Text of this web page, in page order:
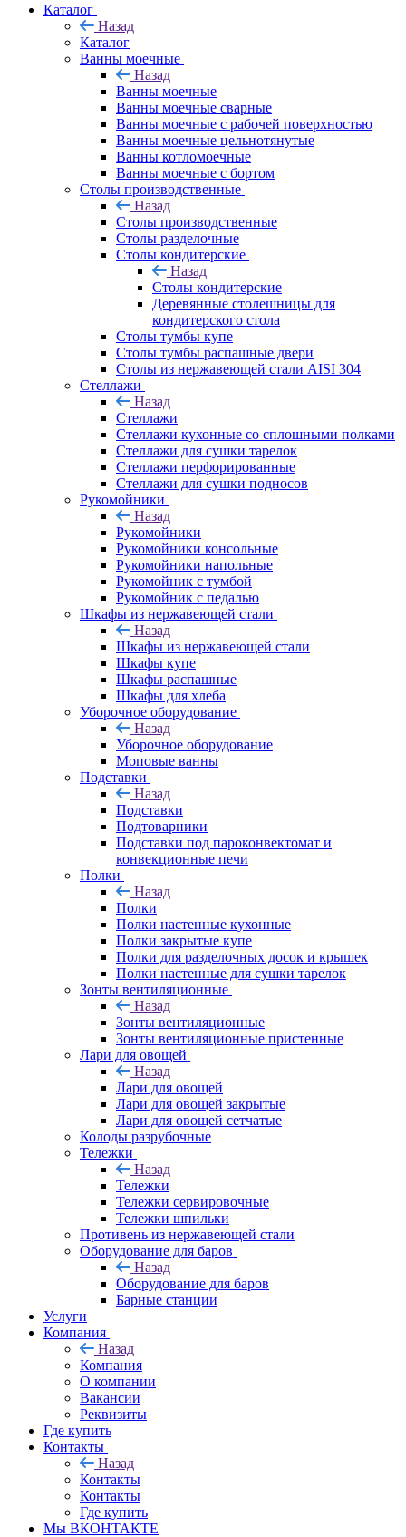
Каталог
Назад
Каталог
Ванны моечные
Назад
Ванны моечные
Ванны моечные сварные
Ванны моечные с рабочей поверхностью
Ванны моечные цельнотянутые
Ванны котломоечные
Ванны моечные с бортом
Столы производственные
Назад
Столы производственные
Столы разделочные
Столы кондитерские
Назад
Столы кондитерские
Деревянные столешницы для
кондитерского стола
Столы тумбы купе
Столы тумбы распашные двери
Столы из нержавеющей стали AISI 304
Стеллажи
Назад
Стеллажи
Стеллажи кухонные со сплошными полками
Стеллажи для сушки тарелок
Стеллажи перфорированные
Стеллажи для сушки подносов
Рукомойники
Назад
Рукомойники
Рукомойники консольные
Рукомойники напольные
Рукомойник с тумбой
Рукомойник с педалью
Шкафы из нержавеющей стали
Назад
Шкафы из нержавеющей стали
Шкафы купе
Шкафы распашные
Шкафы для хлеба
Уборочное оборудование
Назад
Уборочное оборудование
Моповые ванны
Подставки
Назад
Подставки
Подтоварники
Подставки под пароконвектомат и
конвекционные печи
Полки
Назад
Полки
Полки настенные кухонные
Полки закрытые купе
Полки для разделочных досок и крышек
Полки настенные для сушки тарелок
Зонты вентиляционные
Назад
Зонты вентиляционные
Зонты вентиляционные пристенные
Лари для овощей
Назад
Лари для овощей
Лари для овощей закрытые
Лари для овощей сетчатые
Колоды разрубочные
Тележки
Назад
Тележки
Тележки сервировочные
Тележки шпильки
Противень из нержавеющей стали
Оборудование для баров
Назад
Оборудование для баров
Барные станции
Услуги
Компания
Назад
Компания
О компании
Вакансии
Реквизиты
Где купить
Контакты
Назад
Контакты
Контакты
Где купить
Мы ВКОНТАКТЕ